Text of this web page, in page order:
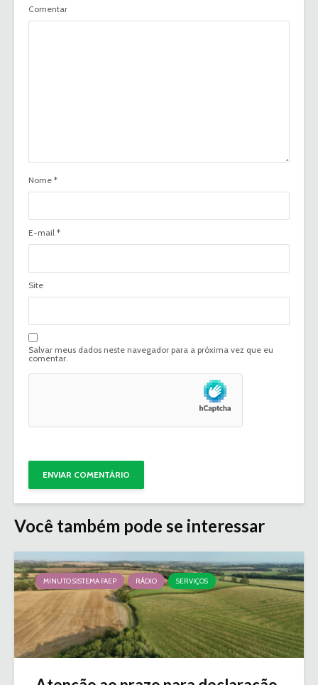
Comentar
Nome *
E-mail *
Site
Salvar meus dados neste navegador para a próxima vez que eu
comentar.
Você também pode se interessar
MINUTO SISTEMA FAEP RÁDIO SERVIÇOS